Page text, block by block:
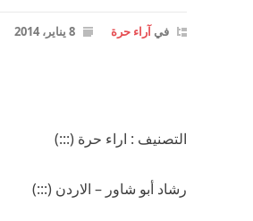
فيآراء حرة 8 يناير، 2014
التصنيف : اراء حرة (:::)
رشاد أبو شاور – الاردن (:::)